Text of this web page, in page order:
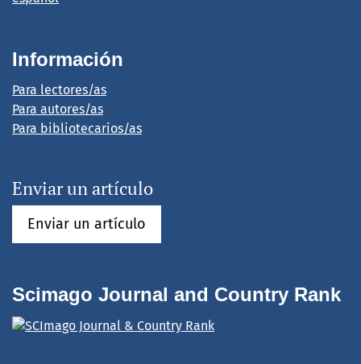
Información
Para lectores/as
Para autores/as
Para bibliotecarios/as
Enviar un artículo
Enviar un artículo
Scimago Journal and Country Rank